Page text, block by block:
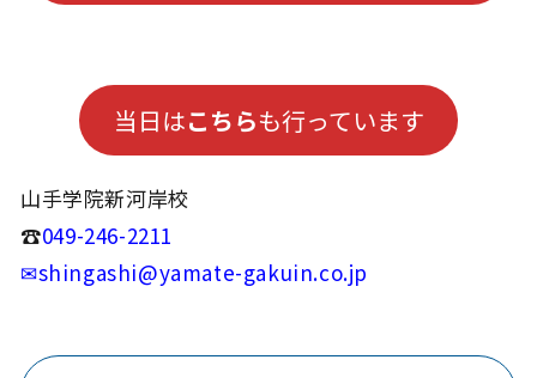
当日はこちらも行っています
山手学院新河岸校
☎049-246-2211
✉shingashi@yamate-gakuin.co.jp